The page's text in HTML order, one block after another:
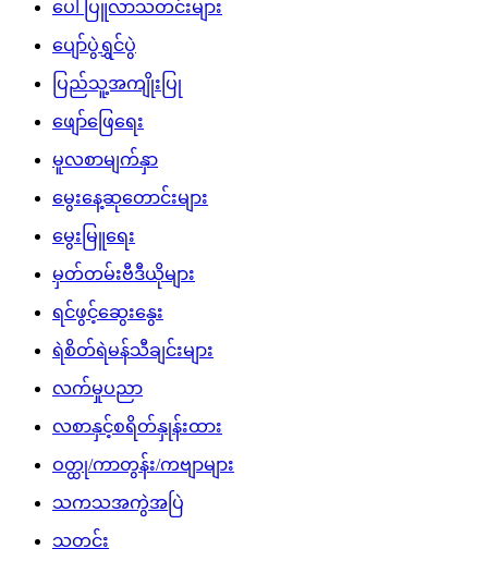
အနုပညာရှင်သတင်းများ
အားကစားသတင်း
Download App
မကြာခင်ကတင်ထားသော
အသီးအနှံမှရတဲ့သကြားက ကင်ဆာဆဲလ်များကို ရှင်သန်
ပျံ့နှံ့စေနိုင်
နိုင်ငံတော်သမ္မတ ဦးမင်းအောင်လှိုင်အား ထိုင်းဒုတိယ
ဝန်ကြီးချုပ် ဦးဆောင်၍ ဂုဏ်ပြုတပ်ဖွဲ့ဖြင့် ကြိုဆိုဂုဏ်ပြု
စစ်ဆင်ရေးတာဝန်များကိုထမ်းဆောင်ခဲ့သည့် ရှေ့တန်းပြန်
နိုင်ငံ့သားကောင်း တပ်မတော်သားများအား ဂုဏ်ပြုကြိုဆိုပွဲ